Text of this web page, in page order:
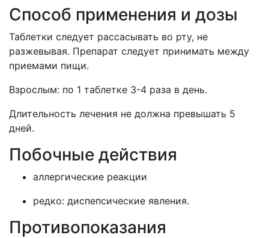
Способ применения и дозы
Таблетки следует рассасывать во рту, не
разжевывая. Препарат следует принимать между
приемами пищи.
Взрослым: по 1 таблетке 3-4 раза в день.
Длительность лечения не должна превышать 5
дней.
Побочные действия
аллергические реакции
редко: диспепсические явления.
Противопоказания